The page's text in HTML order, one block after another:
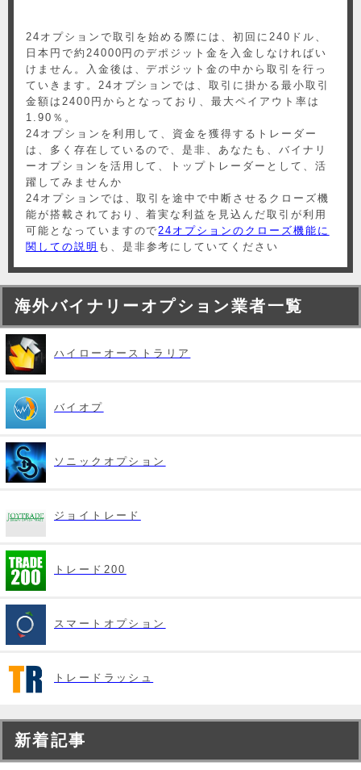
24オプションで取引を始める際には、初回に240ドル、
日本円で約24000円のデポジット金を入金しなければい
けません。入金後は、デポジット金の中から取引を行っ
ていきます。24オプションでは、取引に掛かる最小取引
金額は2400円からとなっており、最大ペイアウト率は
1.90％。
24オプションを利用して、資金を獲得するトレーダー
は、多く存在しているので、是非、あなたも、バイナリ
ーオプションを活用して、トップトレーダーとして、活
躍してみませんか
24オプションでは、取引を途中で中断させるクローズ機
能が搭載されており、着実な利益を見込んだ取引が利用
可能となっていますので 24オプションのクローズ機能に
関しての説明 も、是非参考にしていてください
海外バイナリーオプション業者一覧
ハイローオーストラリア
バイオプ
ソニックオプション
ジョイトレード
トレード200
スマートオプション
トレードラッシュ
新着記事